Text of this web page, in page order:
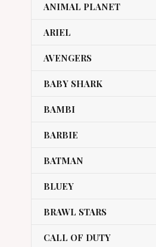
ANIMAL PLANET
ARIEL
AVENGERS
BABY SHARK
BAMBI
BARBIE
BATMAN
BLUEY
BRAWL STARS
CALL OF DUTY